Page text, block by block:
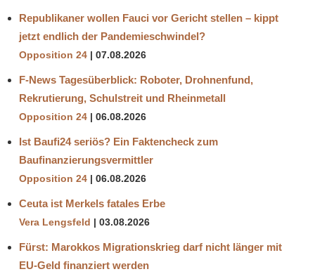
Republikaner wollen Fauci vor Gericht stellen – kippt
jetzt endlich der Pandemieschwindel?
Opposition 24 07.08.2026
F-News Tagesüberblick: Roboter, Drohnenfund,
Rekrutierung, Schulstreit und Rheinmetall
Opposition 24 06.08.2026
Ist Baufi24 seriös? Ein Faktencheck zum
Baufinanzierungsvermittler
Opposition 24 06.08.2026
Ceuta ist Merkels fatales Erbe
Vera Lengsfeld 03.08.2026
Fürst: Marokkos Migrationskrieg darf nicht länger mit
EU-Geld finanziert werden